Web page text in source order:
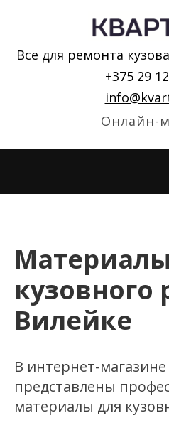
Все для ремонта
+375 29
Онлайн-
кузовного
Вилейке
В интернет-
представлены
материалы для